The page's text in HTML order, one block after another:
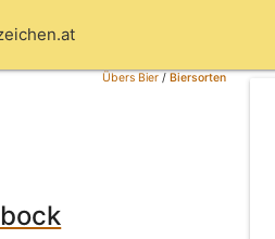
Übers Bier/Biersorten